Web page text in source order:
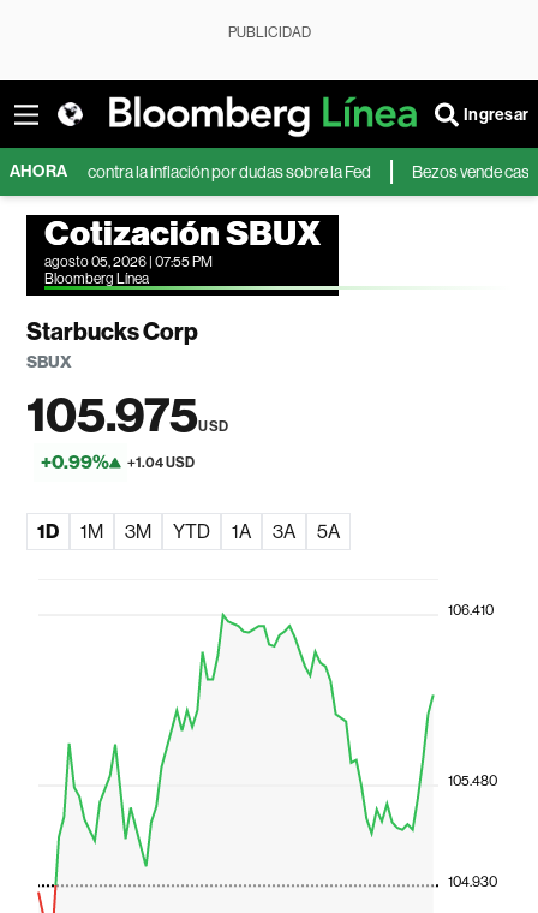
PUBLICIDAD
Ingresar
AHORA
contra la inflación por dudas sobre la Fed Bezos vende casi US$350
Cotización SBUX
agosto 05, 2026 | 07:55 PM
Bloomberg Línea
Starbucks Corp
SBUX
105.975USD
+0.99% +1.04 USD
1D 1M 3M YTD 1A 3A 5A
104.930
105.480
106.410